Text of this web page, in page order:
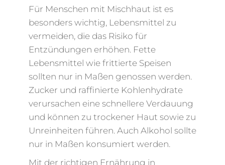
Für Menschen mit Mischhaut ist es
besonders wichtig, Lebensmittel zu
vermeiden, die das Risiko für
Entzündungen erhöhen. Fette
Lebensmittel wie frittierte Speisen
sollten nur in Maßen genossen werden.
Zucker und raffinierte Kohlenhydrate
verursachen eine schnellere Verdauung
und können zu trockener Haut sowie zu
Unreinheiten führen. Auch Alkohol sollte
nur in Maßen konsumiert werden.
Mit der richtigen Ernährung in